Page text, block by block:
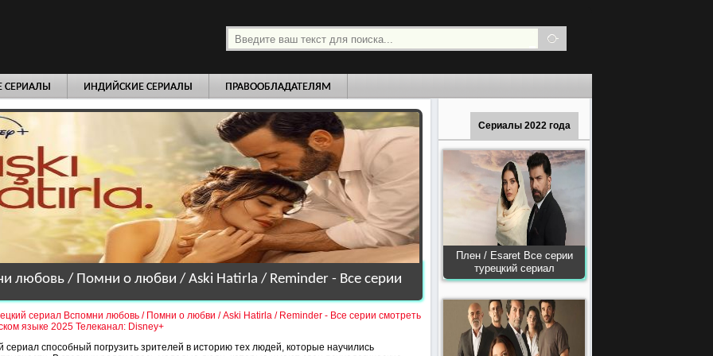
СЕРИАЛЫ ИНДИЙСКИЕ СЕРИАЛЫ ПРАВООБЛАДАТЕЛЯМ
Сериалы 2022 года
Плен / Esaret Все серии
турецкий сериал
любовь / Помни о любви / Aski Hatirla / Reminder - Все серии
сериал Вспомни любовь / Помни о любви / Aski Hatirla / Reminder - Все серии смотреть
языке 2025 Телеканал: Disney+
сериал способный погрузить зрителей в историю тех людей, которые научились